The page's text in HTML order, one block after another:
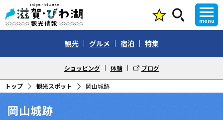
menu
観光 グルメ 宿泊 特集
ショッピング 体験 ブログ
トップ 観光スポット 岡山城跡
岡山城跡